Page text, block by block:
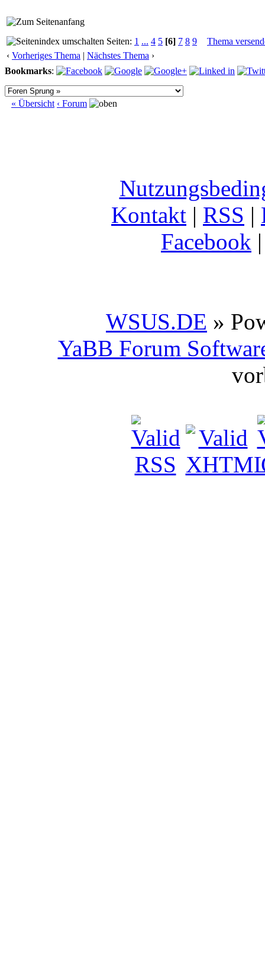
Seiten: 1 ... 4 5 [6] 7 8 9
Thema
‹ Vorheriges Thema | Nächstes Thema ›
Bookmarks:
« Übersicht ‹ Forum
Kontakt | RSS |
Facebook
WSUS.DE »
YaBB Forum